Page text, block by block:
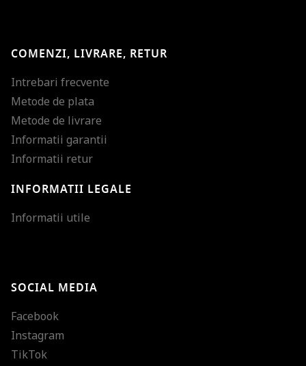
COMENZI, LIVRARE, RETUR
Intrebari frecvente
Metode de plata
Metode de livrare
Informatii garantii
Informatii retur
INFORMATII LEGALE
Informatii utile
SOCIAL MEDIA
Facebook
Instagram
TikTok